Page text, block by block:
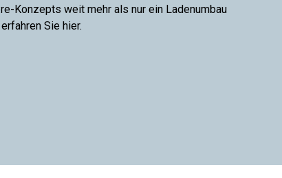
Konzepts weit mehr als nur ein Ladenumbau
Sie hier.